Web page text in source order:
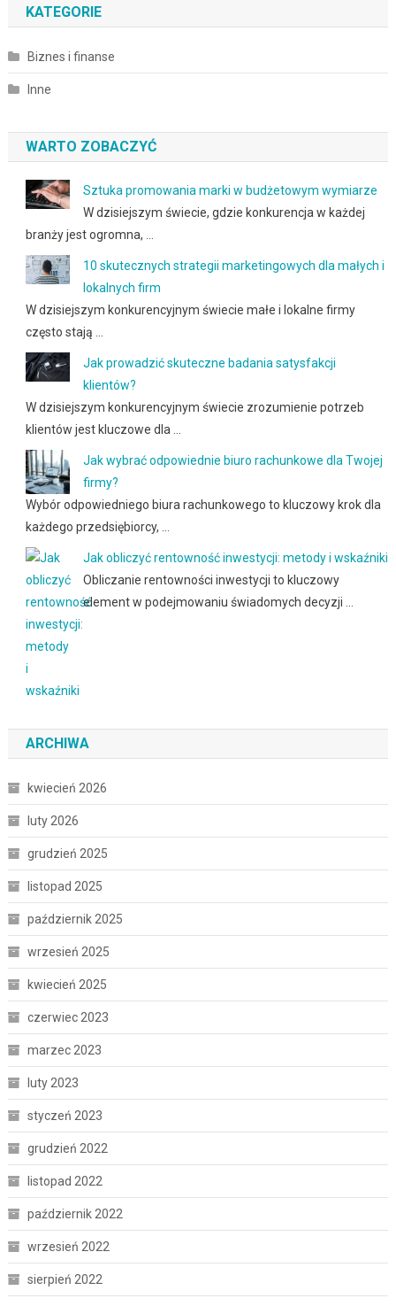
KATEGORIE
Biznes i finanse
Inne
WARTO ZOBACZYĆ
Sztuka promowania marki w budżetowym wymiarze
W dzisiejszym świecie, gdzie konkurencja w każdej
branży jest ogromna, …
10 skutecznych strategii marketingowych dla małych i
lokalnych firm
W dzisiejszym konkurencyjnym świecie małe i lokalne firmy
często stają …
Jak prowadzić skuteczne badania satysfakcji
klientów?
W dzisiejszym konkurencyjnym świecie zrozumienie potrzeb
klientów jest kluczowe dla …
Jak wybrać odpowiednie biuro rachunkowe dla Twojej
firmy?
Wybór odpowiedniego biura rachunkowego to kluczowy krok dla
każdego przedsiębiorcy, …
Jak obliczyć rentowność inwestycji: metody i wskaźniki
Obliczanie rentowności inwestycji to kluczowy
element w podejmowaniu świadomych decyzji …
ARCHIWA
kwiecień 2026
luty 2026
grudzień 2025
listopad 2025
październik 2025
wrzesień 2025
kwiecień 2025
czerwiec 2023
marzec 2023
luty 2023
styczeń 2023
grudzień 2022
listopad 2022
październik 2022
wrzesień 2022
sierpień 2022